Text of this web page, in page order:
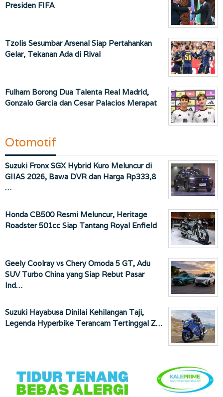
Presiden FIFA
Tzolis Sesumbar Arsenal Siap Pertahankan
Gelar, Tekanan Ada di Rival
Fulham Borong Dua Talenta Real Madrid,
Gonzalo Garcia dan Cesar Palacios Merapat
Otomotif
Suzuki Fronx SGX Hybrid Kuro Meluncur di
GIIAS 2026, Bawa DVR dan Harga Rp333,8
…
Honda CB500 Resmi Meluncur, Heritage
Roadster 501cc Siap Tantang Royal Enfield
Geely Coolray vs Chery Omoda 5 GT, Adu
SUV Turbo China yang Siap Rebut Pasar
Ind…
Suzuki Hayabusa Dinilai Kehilangan Taji,
Legenda Hyperbike Terancam Tertinggal Z…